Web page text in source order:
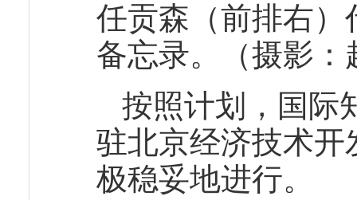
任贡森（前排右
备忘录。（摄影：
按照计划，国际
驻北京经济技术
极稳妥地进行。